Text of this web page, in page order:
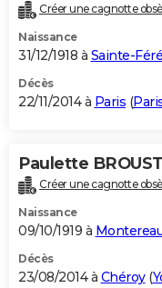
Créer une cagnotte
Naissance
31/12/1918 à Sainte-
Décès
22/11/2014 à Paris (
Paulette BROUST
Créer une cagnotte
Naissance
09/10/1919 à
Décès
23/08/2014 à Chéroy(